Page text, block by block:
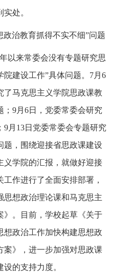
处。
政治教育抓得不实不细”问题
以来常委会没有专题研究思
院建设工作”具体问题。7月6
了马克思主义学院思政课教
；9月6日，党委常委会研究
9月13日党委常委会专题研究
题，围绕迎接省思政课建设
义学院的汇报，就做好迎接
作进行了全面安排部署，
思想政治理论课和马克思主
》。目前，学校起草《关于
想政治工作加快构建思想政
案》，进一步加强对思政课
的支持力度。